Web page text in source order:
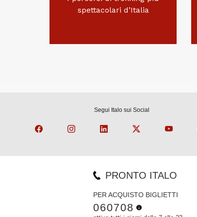
spettacolari d’Italia
Segui Italo sui Social
PRONTO ITALO
PER ACQUISTO BIGLIETTI
060708